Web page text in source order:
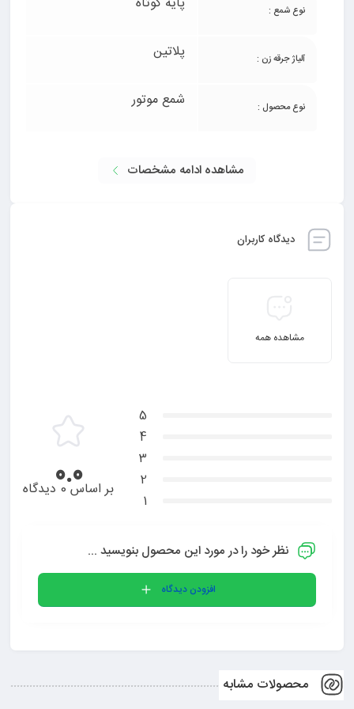
نوع شمع :
آلیاژ جرقه زن : پلاتین
نوع محصول : شمع موتور
مشاهده ادامه مشخصات
دیدگاه کاربران
مشاهده همه
5
4
3
2
1
0.0بر اساس 0 دیدگاه
نظر خود را در مورد این محصول بنویسید ...
افزودن دیدگاه
محصولات مشابه